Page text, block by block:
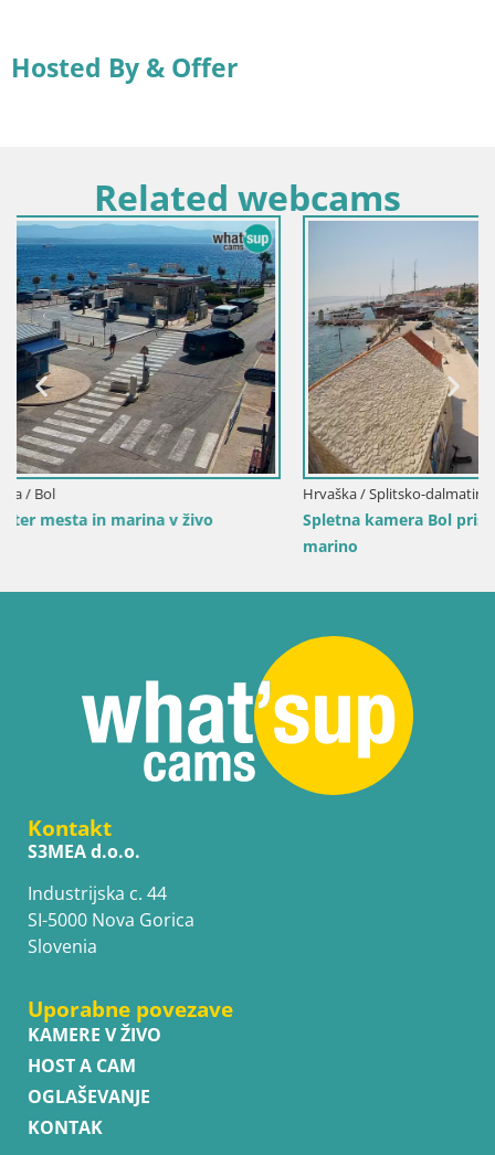
Hosted By & Offer
Related webcams
Hrvaška / Splitsko-dalmatinska / Bol
Spletna kamera Bol pristanišče – Pogled v živo na Rivo
Kontakt
S3MEA d.o.o.
Industrijska c. 44
SI-5000 Nova Gorica
Slovenia
Uporabne povezave
KAMERE V ŽIVO
HOST A CAM
OGLAŠEVANJE
KONTAK